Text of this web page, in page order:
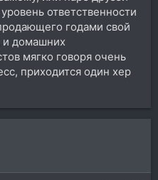
эдитор. в
нудное дело. но насчет
не знает о том как
найдет опенсорсный
то пытался
оттуда код
под текущий плаг. а не
первого
тебе об этом не
делать такие плаги?
ответственности
годами свой
и домашних
мягко говоря очень
приходится один хер